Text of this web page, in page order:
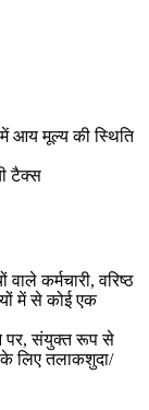
आय मूल्य की स्थिति
टैक्स
कर्मचारी, वरिष्ठ
में से कोई एक
पर, संयुक्त रूप से
लिए तलाकशुदा/